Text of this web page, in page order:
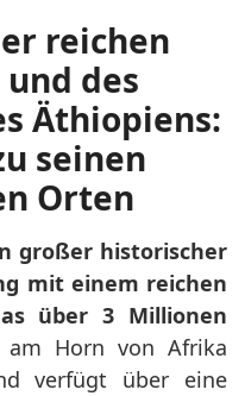
reichen
des
Äthiopiens:
seinen
Orten
großer historischer
mit einem reichen
über 3 Millionen
am Horn von Afrika
verfügt über eine